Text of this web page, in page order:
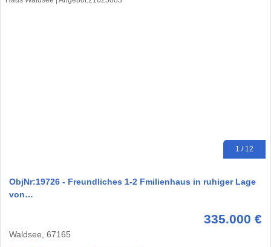
1 / 12
ObjNr:19726 - Freundliches 1-2 Fmilienhaus in ruhiger Lage
von…
335.000 €
Waldsee, 67165